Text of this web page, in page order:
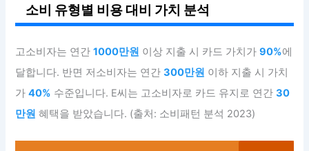
소비 유형별 비용 대비 가치 분석
고소비자는 연간1000만원 이상 지출 시 카드 가치가90%에
달합니다. 반면 저소비자는 연간300만원 이하 지출 시 가치
가40% 수준입니다. E씨는 고소비자로 카드 유지로 연간30
만원 혜택을 받았습니다. (출처: 소비패턴 분석 2023)